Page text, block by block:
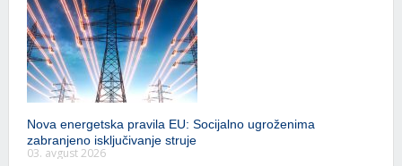
Nova energetska pravila EU: Socijalno ugroženima
zabranjeno isključivanje struje
03. avgust 2026